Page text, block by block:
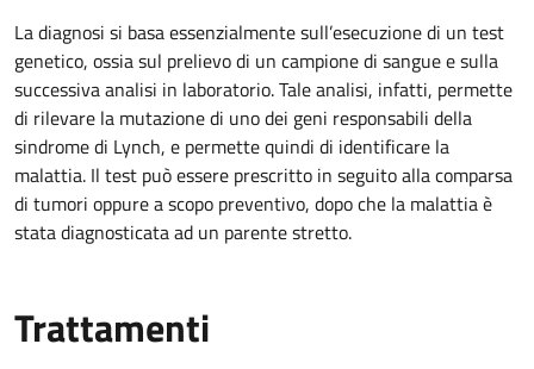
La diagnosi si basa essenzialmente sull’esecuzione di un test
genetico, ossia sul prelievo di un campione di sangue e sulla
successiva analisi in laboratorio. Tale analisi, infatti, permette
di rilevare la mutazione di uno dei geni responsabili della
sindrome di Lynch, e permette quindi di identificare la
malattia. Il test può essere prescritto in seguito alla comparsa
di tumori oppure a scopo preventivo, dopo che la malattia è
stata diagnosticata ad un parente stretto.
Trattamenti